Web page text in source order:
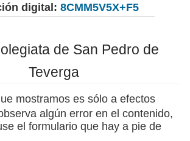
digital: 8CMM5V5X+F5
de San Pedro de
Teverga
mostramos es sólo a efectos
algún error en el contenido,
el formulario que hay a pie de